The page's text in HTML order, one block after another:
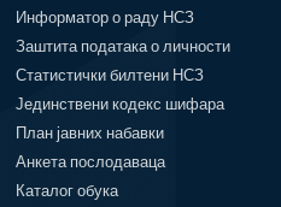
Информатор о раду НСЗ
Заштита података о личности
Статистички билтени НСЗ
Јединствени кодекс шифара
План јавних набавки
Анкета послодаваца
Каталог обука